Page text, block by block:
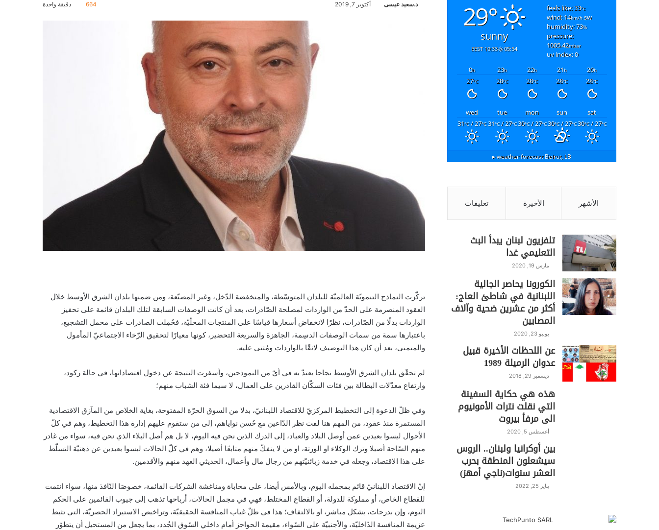
د.سعيد عيسى أكتوبر 7, 2019 664 دقيقة واحدة
تركّزت النماذج التنمويّة العالميّة للبلدان المتوسّطة، والمنخفضة الدّخل، وغير المصنّعة، ومن ضمنها بلدان الشرق الأوسط خلال
العقود المنصرمة على الحدّ من الواردات لمصلحة الصّادرات، بعد أن كانت الوصفات السابقة لتلك البلدان قائمة على تحفيز
الواردات بدلًا من الصّادرات، نظرًا لانخفاض أسعارها قياسًا على المنتجات المحلّيّة، فحُمِلت الصادرات على محمل التشجيع،
باعتبارها سمة من سمات الوصفات الدسِمة، الجاهزة والسريعة التحضير، كونها معيارًا لتحقيق الرّخاء الاجتماعيّ المأمول
والمتمنى، بعد أن كان هذا التوصيف لائقًا بالواردات ومُثنى عليه.
لم تحقّق بلدان الشرق الأوسط نجاحا يعتدّ به في أيّ من النموذجين، وأسفرت النتيجة عن دخول اقتصاداتها، في حالة ركود،
وارتفاع معدّلات البطالة بين فئات السكّان القادرين على العمال، لا سيما فئة الشباب منهم؛
وفي ظلّ الدعوة إلى التخطيط المركزيّ للاقتصاد اللبنانيّ، بدلا من السوق الحرّة المفتوحة، بغاية الخلاص من المآزق الاقتصادية
المستمرة منذ عقود، من المهم هنا لفت نظر الدّاعين مع حُسن نواياهم، إلى من ستقوم عليهم إدارة هذا التخطيط، وهم في كلّ
الأحوال ليسوا بعيدين عمن أوصل البلاد والعباد، إلى الدرك الذين نحن فيه اليوم، لا بل هم أصل البلاء الذي نحن فيه، سواء من غادر
منهم السّاحة أصيلا وترك الوكلاء او الورثة، او من لا ينفكّ منهم متابعًا أصيلا، وهم في كلّ الحالات ليسوا بعيدين عن ذهنيّة التسلّط
على هذا الاقتصاد، وجعله في خدمة زبائنيّتهم من رجال مال وأعمال، الحديثي العهد منهم والأقدمين.
إنّ الاقتصاد اللبنانيّ قائم بمجمله اليوم، وبالأمس أيضا، على محاباة ومناغشة الشركات القائمة، خصوصَا النّافذ منها، سواء انتمت
للقطاع الخاص، أو مملوكة للدولة، أو القطاع المختلط، فهي في مجمل الحالات، أرباحها تذهب إلى جيوب القائمين على الحكم
اليوم، وإن بدرجات، بشكل مباشر، او بالالتفاف؛ هذا في ظلّ غياب المنافسة الحقيقيّة، وتراخيص الاستيراد الحصريّة، التي تثبط
عزيمة المنافسة الدّاخليّة، والأجنبيّة على السّواء، مقيمة الحواجز أمام داخلي السّوق الجُدد، بما يجعل من المستحيل أن يتطوّر
29°
sunny
05:54
19:33 EEST
feels like: 33°c
wind: 14km/hsw
humidity: 73%
pressure:
1005.42mbar
uv index: 0
20h
21h
22h
23h
0h
28°C
28°C
28°C
28°C
27°C
sat
sun
mon
tue
wed
30°C/ 27°C
30°C/ 27°C
30°C/ 27°C
31°C/ 27°C
31°C/ 27°C
Beirut, LB
weather forecast ▸
الأشهر الأخيرة تعليقات
تلفزيون لبنان يبدأ البث
التعليمي غدا
مارس 19, 2020
الكورونا يحاصر الجالية
اللبنانية في شاطئ العاج:
أكثر من عشرين ضحية وآلاف
المصابين
يونيو 23, 2020
عن اللحظات الأخيرة قبيل
عدوان الرميلة 1989
ديسمبر 29, 2018
هذه هي حكاية السفينة
التي نقلت نترات الأمونيوم
الى مرفأ بيروت
أغسطس 5, 2020
بين أوكرانيا ولبنان.. الروس
سيشعلون المنطقة بحرب
العشر سنوات(ناجي أمهز)
يناير 25, 2022